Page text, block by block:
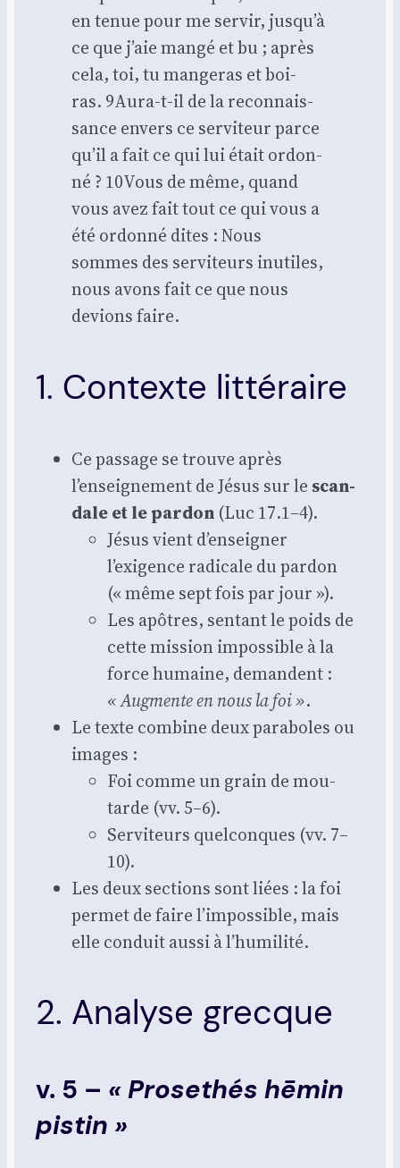
en tenue pour me ser­vir, jus­qu’à
ce que j’aie man­gé et bu ; après
cela, toi, tu man­ge­ras et boi­
ras. 9Au­ra-t-il de la recon­nais­
sance envers ce ser­vi­teur parce
qu’il a fait ce qui lui était ordon­
né ? 10Vous de même, quand
vous avez fait tout ce qui vous a
été ordon­né dites : Nous
sommes des ser­vi­teurs inutiles,
nous avons fait ce que nous
devions faire.
1. Contexte littéraire
Ce pas­sage se trouve après
l’enseignement de Jésus sur le scan­
dale et le par­don (Luc 17.1–4).
Jésus vient d’enseigner
l’exigence radi­cale du par­don
(« même sept fois par jour »).
Les apôtres, sen­tant le poids de
cette mis­sion impos­sible à la
force humaine, demandent :
« Aug­mente en nous la foi ».
Le texte com­bine deux para­boles ou
images :
Foi comme un grain de mou­
tarde (vv. 5–6).
Ser­vi­teurs quel­conques (vv. 7–
10).
Les deux sec­tions sont liées : la foi
per­met de faire l’impossible, mais
elle conduit aus­si à l’humilité.
2. Analyse grecque
v. 5 – « Prosethés hēmin
pistin »